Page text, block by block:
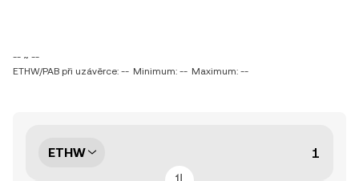
-- ~ --
ETHW/PAB při uzávěrce: -- Minimum: -- Maximum: --
ETHW